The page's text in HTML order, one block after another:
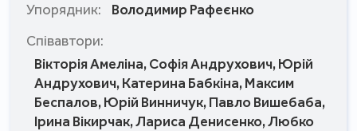
Упорядник:
Володимир Рафеєнко
Співавтори:
Вікторія Амеліна, Софія Андрухович, Юрій
Андрухович, Катерина Бабкіна, Максим
Беспалов, Юрій Винничук, Павло Вишебаба,
Ірина Вікирчак, Лариса Денисенко, Любко